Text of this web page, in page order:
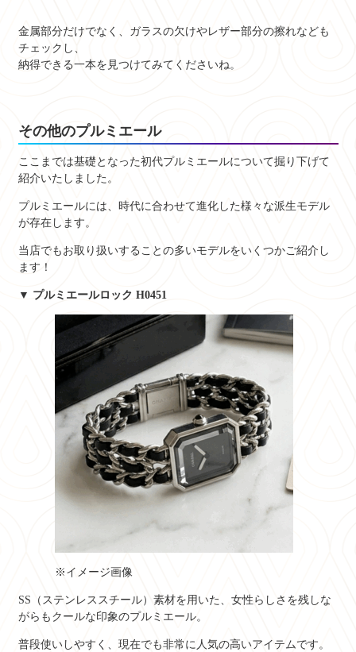
金属部分だけでなく、ガラスの欠けやレザー部分の擦れなども
チェックし、
納得できる一本を見つけてみてくださいね。
その他のプルミエール
ここまでは基礎となった初代プルミエールについて掘り下げて
紹介いたしました。
プルミエールには、時代に合わせて進化した様々な派生モデル
が存在します。
当店でもお取り扱いすることの多いモデルをいくつかご紹介し
ます！
▼ プルミエールロック H0451
※イメージ画像
SS（ステンレススチール）素材を用いた、女性らしさを残しな
がらもクールな印象のプルミエール。
普段使いしやすく、現在でも非常に人気の高いアイテムです。